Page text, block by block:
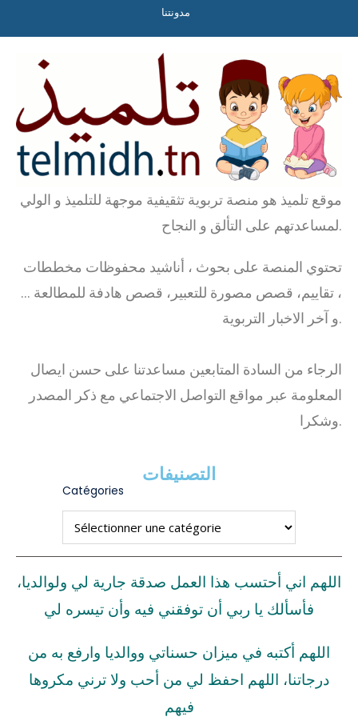
مدونتنا
موقع تلميذ هو منصة تربوية تثقيفية موجهة للتلميذ و الولي
لمساعدتهم على التألق و النجاح.
تحتوي المنصة على بحوث ، أناشيد محفوظات مخططات
، تقاييم، قصص مصورة للتعبير، قصص هادفة للمطالعة …
و آخر الاخبار التربوية.
الرجاء من السادة المتابعين مساعدتنا على حسن ايصال
المعلومة عبر مواقع التواصل الاجتماعي مع ذكر المصدر
وشكرا.
التصنيفات
Catégories
اللهم اني أحتسب هذا العمل صدقة جارية لي ولوالديا،
فأسألك يا ربي أن توفقني فيه وأن تيسره لي
اللهم أكتبه في ميزان حسناتي ووالديا وارفع به من
درجاتنا، اللهم احفظ لي من أحب ولا ترني مكروها
فيهم